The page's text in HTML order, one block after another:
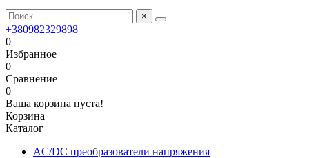
×
+380982329898
0
Избранное
0
Сравнение
0
Ваша корзина пуста!
Корзина
Каталог
AC/DC преобразователи напряжения